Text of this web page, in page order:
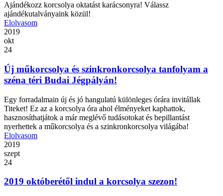
Ajándékozz korcsolya oktatást karácsonyra! Válassz
ajándékutalványaink közül!
Elolvasom
2019
okt
24
Új műkorcsolya és szinkronkorcsolya tanfolyam a
széna téri Budai Jégpályán!
Egy forradalmain új és jó hangulatú különleges órára invitállak
Titeket! Ez az a korcsolya óra ahol élményeket kaphattok,
hasznosíthatjátok a már meglévő tudásotokat és bepillantást
nyerhettek a műkorcsolya és a szinkronkorcsolya világába!
Elolvasom
2019
szept
24
2019 októberétől indul a korcsolya szezon!